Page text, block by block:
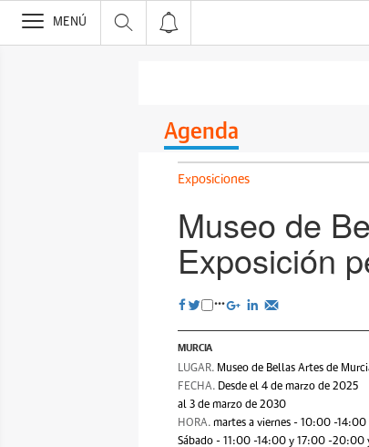
>
MENÚ
Agenda
Exposiciones
Museo de
Exposición
MURCIA
LUGAR. Museo de Bellas Artes de
FECHA. Desde el 4 de marzo de 2025
al 3 de marzo de 2030
HORA. martes a viernes - 10:00 -
Sábado - 11:00 -14:00 y 17:00 -20:00